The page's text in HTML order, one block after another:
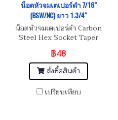
น็อตหัวจมเตเปอร์ดำ 7/16"
(BSW/NC) ยาว 1.3/4"
น็อตหัวจมเตเปอร์ดำ Carbon
Steel Hex Socket Taper
Head Screw 7/16" (BSW/NC)
฿48
สั่งซื้อสินค้า
เปรียบเทียบ